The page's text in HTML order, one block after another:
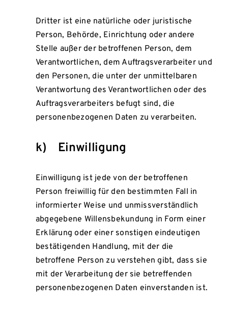
Dritter ist eine natürliche oder juristische
Person, Behörde, Einrichtung oder andere
Stelle außer der betroffenen Person, dem
Verantwortlichen, dem Auftragsverarbeiter und
den Personen, die unter der unmittelbaren
Verantwortung des Verantwortlichen oder des
Auftragsverarbeiters befugt sind, die
personenbezogenen Daten zu verarbeiten.
k) Einwilligung
Einwilligung ist jede von der betroffenen
Person freiwillig für den bestimmten Fall in
informierter Weise und unmissverständlich
abgegebene Willensbekundung in Form einer
Erklärung oder einer sonstigen eindeutigen
bestätigenden Handlung, mit der die
betroffene Person zu verstehen gibt, dass sie
mit der Verarbeitung der sie betreffenden
personenbezogenen Daten einverstanden ist.